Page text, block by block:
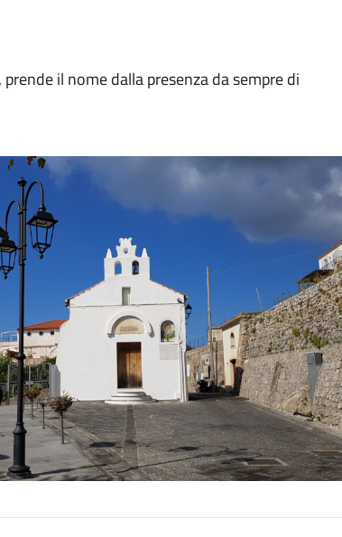
il nome dalla presenza da sempre di